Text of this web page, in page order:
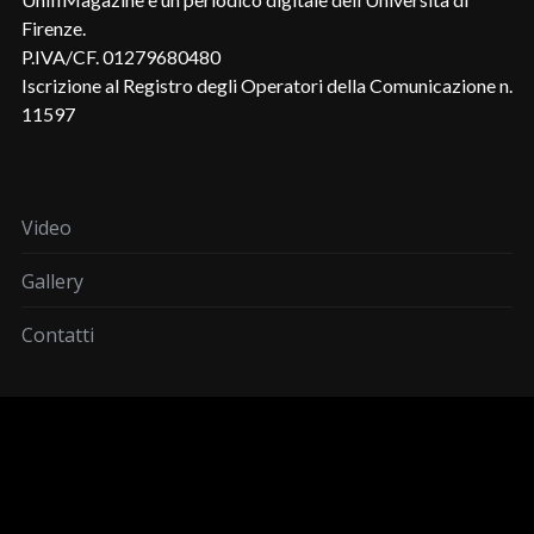
Firenze.
P.IVA/CF. 01279680480
Iscrizione al Registro degli Operatori della Comunicazione n.
11597
Video
Gallery
Contatti